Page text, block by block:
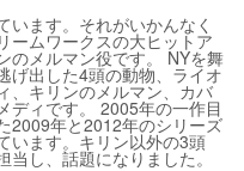
ます。それがいかんなく
ームワークスの大ヒットア
のメルマン役です。 NYを舞
げ出した4頭の動物、ライオ
、キリンのメルマン、カバ
ディです。 2005年の一作目
2009年と2012年のシリーズ
います。キリン以外の3頭
し、話題になりました。